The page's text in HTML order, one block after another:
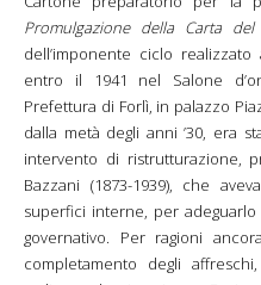
Promulgazione della Carta
dell’imponente ciclo
entro il 1941 nel Salone
Prefettura di Forlì, in palazzo
dalla metà degli anni ’30, era
intervento di ristrutturazione,
Bazzani (1873-1939), che
superfici interne, per
governativo. Per ragioni
completamento degli